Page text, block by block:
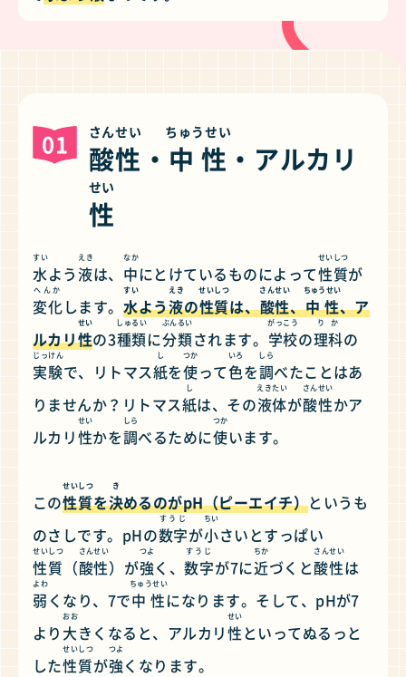
01 酸性
さんせい
・ 中性
ちゅうせい
・アルカリ
性
せい
水
すい
よう 液
えき
は、 中
なか
にとけているものによって性質
せいしつ
が
変化
へんか
します。 水
すい
よう液
えき
の性質
せいしつ
は、酸性
さんせい
、中性
ちゅうせい
、ア
ルカリ性
せい
の3種類
しゅるい
に分類
ぶんるい
されます。 学校
がっこう
の理科
りか
の
実験
じっけん
で、リトマス紙
し
を使
つか
って色
いろ
を調
しら
べたことはあ
りませんか？リトマス紙
し
は、その液体
えきたい
が酸性
さんせい
かア
ルカリ性
せい
かを調
しら
べるために使
つか
います。
この性質
せいしつ
を決
き
めるのがpH（ピーエイチ）というも
のさしです。pHの数字
すうじ
が小
ちい
さいとすっぱい
性質
せいしつ
（酸性
さんせい
）が強
つよ
く、数字
すうじ
が7に近
ちか
づくと酸性
さんせい
は
弱
よわ
くなり、7で中性
ちゅうせい
になります。そして、pHが7
より 大
おお
きくなると、アルカリ性
せい
といってぬるっと
した性質
せいしつ
が強
つよ
くなります。